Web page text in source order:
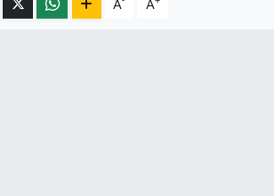
A A